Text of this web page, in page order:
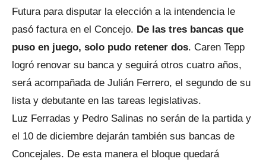
Futura para disputar la elección a la intendencia le
pasó factura en el Concejo. De las tres bancas que
puso en juego, solo pudo retener dos. Caren Tepp
logró renovar su banca y seguirá otros cuatro años,
será acompañada de Julián Ferrero, el segundo de su
lista y debutante en las tareas legislativas.
Luz Ferradas y Pedro Salinas no serán de la partida y
el 10 de diciembre dejarán también sus bancas de
Concejales. De esta manera el bloque quedará